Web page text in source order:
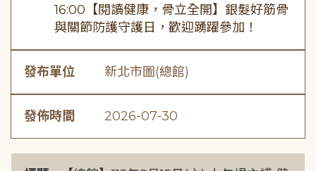
16:00【閱讀健康，骨立全開】銀髮好筋骨
與關節防護守護日，歡迎踴躍參加！
發布單位 新北市圖(總館)
發佈時間 2026-07-30